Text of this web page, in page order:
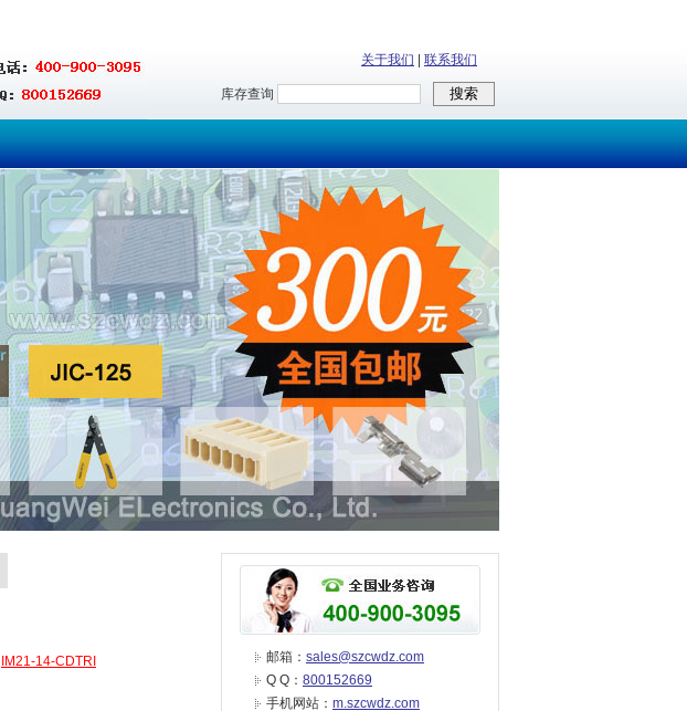
关于我们 联系我们
库存查询
IM21-14-CDTRI 邮箱： sales@szcwdz.com
Q Q： 800152669
手机网站： m.szcwdz.com